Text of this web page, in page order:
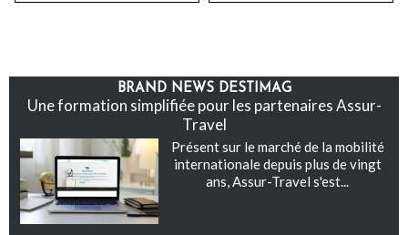
BRAND NEWS DESTIMAG
Une formation simplifiée pour les partenaires Assur-
Travel
Présent sur le marché de la mobilité
internationale depuis plus de vingt
ans, Assur-Travel s'est...